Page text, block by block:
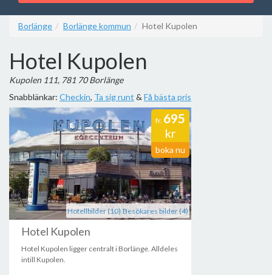
Borlänge Borlänge kommun Hotel Kupolen
Hotel Kupolen
Kupolen 111, 781 70 Borlänge
Snabblänkar: Checkin, Ta sig runt & Få bästa pris
fr. 695
kr
boka nu
Hotellbilder (10) Besökares bilder (4)
Hotel Kupolen
Hotel Kupolen ligger centralt i Borlänge. Alldeles
intill Kupolen.